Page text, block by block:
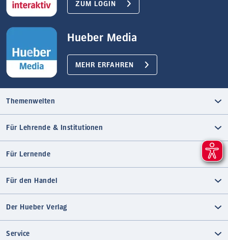
ZUM LOGIN
Hueber Media
MEHR ERFAHREN
Themenwelten
Für Lehrende & Institutionen
Für Lernende
Für den Handel
Der Hueber Verlag
Service